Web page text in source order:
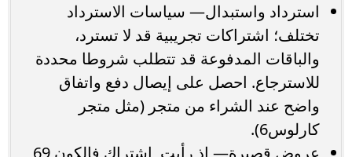
استرداد واستبدال— سياسات الاسترداد
تختلف؛ اشتراكات تجريبية قد لا تسترد،
والباقات المدفوعة قد تتطلب شروطا محددة
للاسترجاع. احصل على إيصال دفع واتفاق
واضح عند الشراء من متجر (مثل متجر
كارلوس6).